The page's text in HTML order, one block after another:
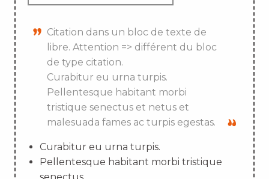
Citation dans un bloc de texte de
libre. Attention => différent du bloc
de type citation.
Curabitur eu urna turpis.
Pellentesque habitant morbi
tristique senectus et netus et
malesuada fames ac turpis egestas.
Curabitur eu urna turpis.
Pellentesque habitant morbi tristique